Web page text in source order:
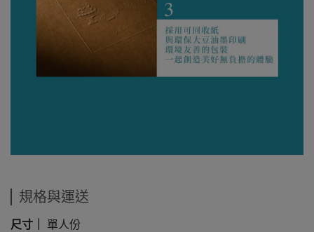
規格與運送
尺寸｜ 單人份